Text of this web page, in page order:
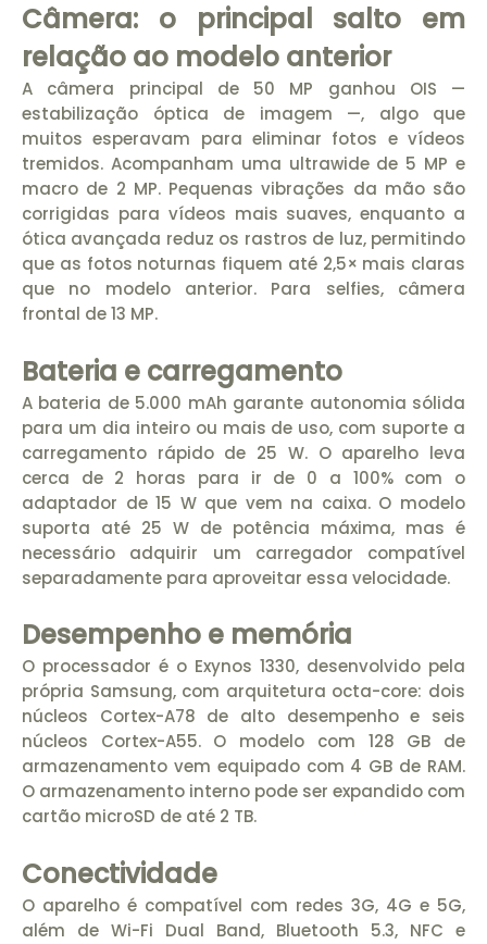
Câmera: o principal salto em
relação ao modelo anterior
A câmera principal de 50 MP ganhou OIS —
estabilização óptica de imagem —, algo que
muitos esperavam para eliminar fotos e vídeos
tremidos. Acompanham uma ultrawide de 5 MP e
macro de 2 MP. Pequenas vibrações da mão são
corrigidas para vídeos mais suaves, enquanto a
ótica avançada reduz os rastros de luz, permitindo
que as fotos noturnas fiquem até 2,5× mais claras
que no modelo anterior. Para selfies, câmera
frontal de 13 MP.
Bateria e carregamento
A bateria de 5.000 mAh garante autonomia sólida
para um dia inteiro ou mais de uso, com suporte a
carregamento rápido de 25 W. O aparelho leva
cerca de 2 horas para ir de 0 a 100% com o
adaptador de 15 W que vem na caixa. O modelo
suporta até 25 W de potência máxima, mas é
necessário adquirir um carregador compatível
separadamente para aproveitar essa velocidade.
Desempenho e memória
O processador é o Exynos 1330, desenvolvido pela
própria Samsung, com arquitetura octa-core: dois
núcleos Cortex-A78 de alto desempenho e seis
núcleos Cortex-A55. O modelo com 128 GB de
armazenamento vem equipado com 4 GB de RAM.
O armazenamento interno pode ser expandido com
cartão microSD de até 2 TB.
Conectividade
O aparelho é compatível com redes 3G, 4G e 5G,
além de Wi-Fi Dual Band, Bluetooth 5.3, NFC e